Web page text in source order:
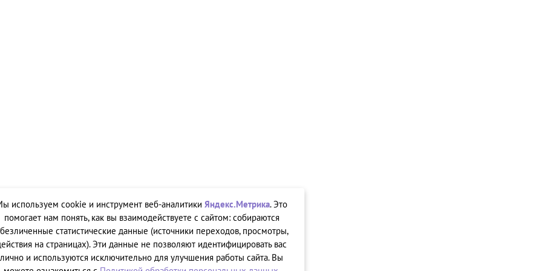
используем cookie и инструмент веб-аналитики Яндекс.Метрика. Это
помогает нам понять, как вы взаимодействуете с сайтом: собираются
статистические данные (источники переходов, просмотры,
на страницах). Эти данные не позволяют идентифицировать вас
лично и используются исключительно для улучшения работы сайта. Вы